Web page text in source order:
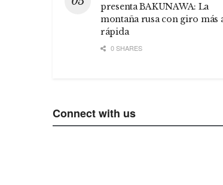
presenta BAKUNAWA: La
montaña rusa con giro más
rápida
0 SHARES
Connect with us